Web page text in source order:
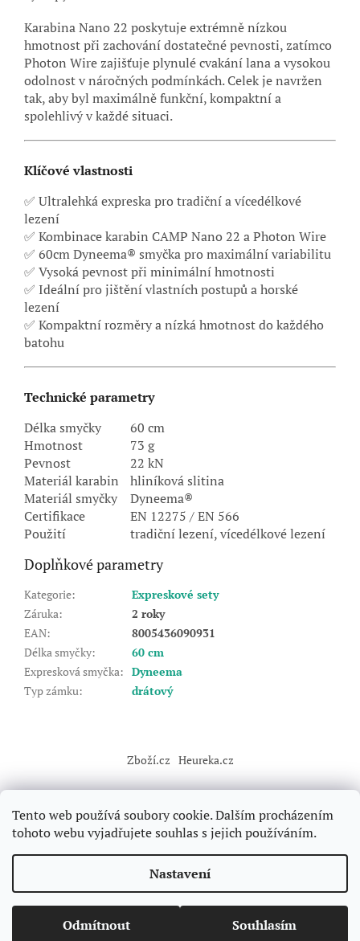
Tento web používá soubory cookie. Dalším procházením
tohoto webu vyjadřujete souhlas s jejich používáním.
Nastavení
Odmítnout Souhlasím
Karabina Nano 22 poskytuje extrémně nízkou
hmotnost při zachování dostatečné pevnosti, zatímco
Photon Wire zajišťuje plynulé cvakání lana a vysokou
odolnost v náročných podmínkách. Celek je navržen
tak, aby byl maximálně funkční, kompaktní a
spolehlivý v každé situaci.
Klíčové vlastnosti
✅ Ultralehká expreska pro tradiční a vícedélkové
lezení
✅ Kombinace karabin CAMP Nano 22 a Photon Wire
✅ 60cm Dyneema® smyčka pro maximální variabilitu
✅ Vysoká pevnost při minimální hmotnosti
✅ Ideální pro jištění vlastních postupů a horské
lezení
✅ Kompaktní rozměry a nízká hmotnost do každého
batohu
Technické parametry
Délka smyčky
60 cm
Hmotnost
73 g
Pevnost
22 kN
Materiál karabin
hliníková slitina
Materiál smyčky
Dyneema®
Certifikace
EN 12275 / EN 566
Použití
tradiční lezení, vícedélkové lezení
Doplňkové parametry
Kategorie:
Expreskové sety
Záruka:
2 roky
EAN:
8005436090931
Délka smyčky:
60 cm
Expresková smyčka: Dyneema
Typ zámku: drátový
a
Zboží.cz Heureka.cz
Copyright 2026Forclimbers. Všechna práva vyhrazena.Upravit